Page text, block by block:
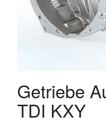
Getriebe
TDI KXY